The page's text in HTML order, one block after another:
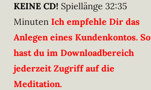
KEINE CD! Spiellänge 32:35
Minuten Ich empfehle Dir das
Anlegen eines Kundenkontos. So
hast du im Downloadbereich
jederzeit Zugriff auf die
Meditation.